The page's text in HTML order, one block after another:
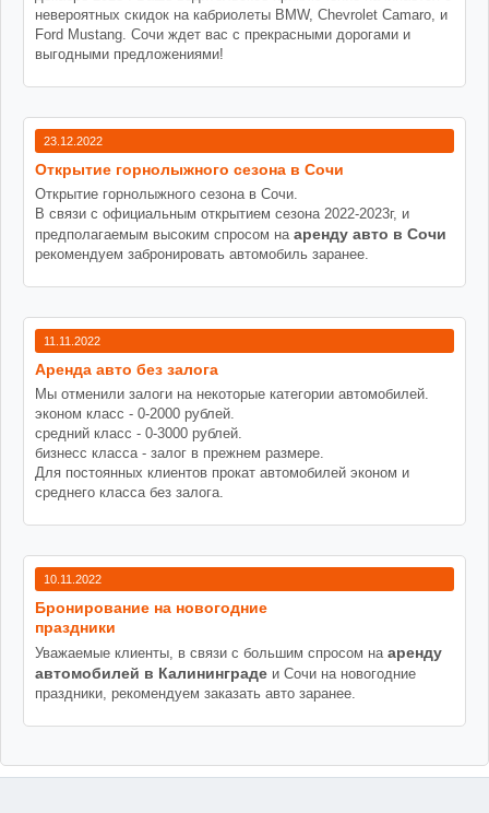
невероятных скидок на кабриолеты BMW, Chevrolet Camaro, и
Ford Mustang. Сочи ждет вас с прекрасными дорогами и
выгодными предложениями!
23.12.2022
Открытие горнолыжного сезона в Сочи
Открытие горнолыжного сезона в Сочи.
В связи с официальным открытием сезона 2022-2023г, и
предполагаемым высоким спросом на аренду авто в Сочи
рекомендуем забронировать автомобиль заранее.
11.11.2022
Аренда авто без залога
Мы отменили залоги на некоторые категории автомобилей.
эконом класс - 0-2000 рублей.
средний класс - 0-3000 рублей.
бизнесс класса - залог в прежнем размере.
Для постоянных клиентов прокат автомобилей эконом и
среднего класса без залога.
10.11.2022
Бронирование на новогодние
праздники
Уважаемые клиенты, в связи с большим спросом на аренду
автомобилей в Калининграде и Сочи на новогодние
праздники, рекомендуем заказать авто заранее.